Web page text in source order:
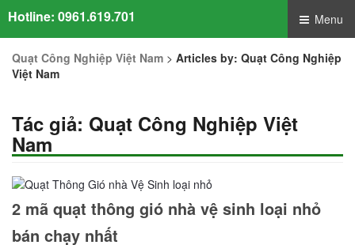
Hotline: 0961.619.701 Menu
Quạt Công Nghiệp Việt Nam > Articles by: Quạt Công Nghiệp
Việt Nam
Tác giả: Quạt Công Nghiệp Việt
Nam
2 mã quạt thông gió nhà vệ sinh loại nhỏ
bán chạy nhất